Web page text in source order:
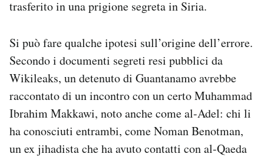
trasferito in una prigione segreta in Siria.
Si può fare qualche ipotesi sull’origine dell’errore.
Secondo i documenti segreti resi pubblici da
Wikileaks, un detenuto di Guantanamo avrebbe
raccontato di un incontro con un certo Muhammad
Ibrahim Makkawi, noto anche come al-Adel: chi li
ha conosciuti entrambi, come Noman Benotman,
un ex jihadista che ha avuto contatti con al-Qaeda